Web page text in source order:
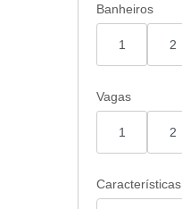
Banheiros
1 2
Vagas
1 2
Características